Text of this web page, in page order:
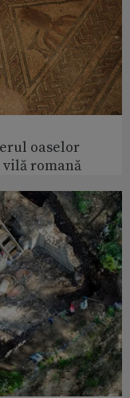
oaselor
romană